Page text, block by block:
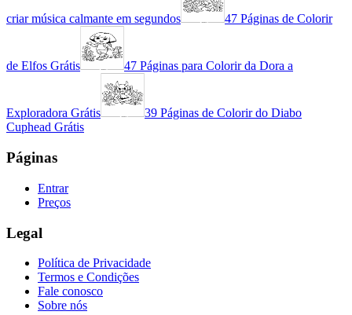
criar música calmante em segundos 47 Páginas de Colorir
de Elfos Grátis 47 Páginas para Colorir da Dora a
Exploradora Grátis
39 Páginas de Colorir do Diabo
Cuphead Grátis
Páginas
Entrar
Preços
Legal
Política de Privacidade
Termos e Condições
Fale conosco
Sobre nós